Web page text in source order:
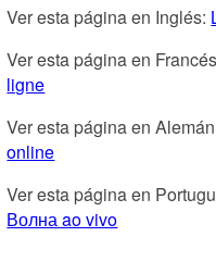
Ver esta página en Inglés:
Ver esta página en
ligne
Ver esta página en
online
Ver esta página en
Волна ao vivo